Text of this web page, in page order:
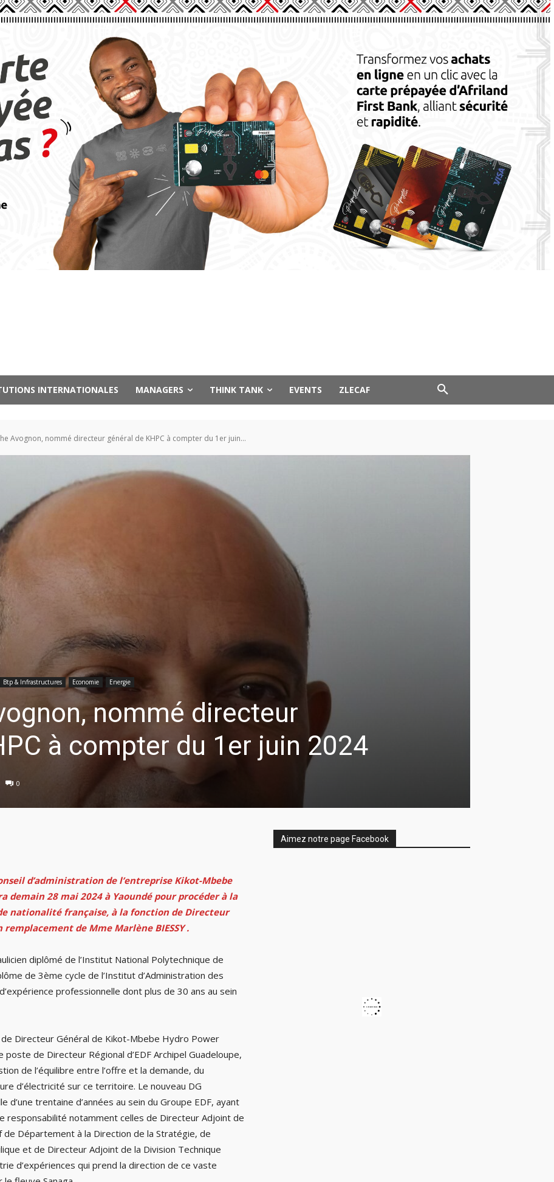
INTERNATIONALES MANAGERS THINK TANK EVENTS ZLECAF
Avognon, nommé directeur général de KHPC à compter du 1er juin...
Btp & Infrastructures Economie Energie
nommé directeur
à compter du 1er juin 2024
0
d’administrationde l’entreprise Kikot-Mbebe
demain 28 mai 2024 à Yaoundé pour procéder à la
nationalité française, à la fonction de Directeur
de Mme Marlène BIESSY .
diplômé de l’Institut National Polytechnique de
de 3ème cycle de l’Institut d’Administration des
professionnelle dont plus de 30 ans au sein
de Directeur Général de Kikot-Mbebe Hydro Power
de Directeur Régional d’EDF Archipel Guadeloupe,
de l’équilibre entre l’offre et la demande, du
d’électricité sur ce territoire. Le nouveau DG
trentaine d’années au sein du Groupe EDF, ayant
responsabilité notamment celles de Directeur Adjoint de
de Département à la Direction de la Stratégie, de
et de Directeur Adjoint de la Division Technique
d’expériences qui prend la direction de ce vaste
Aimez notre page Facebook